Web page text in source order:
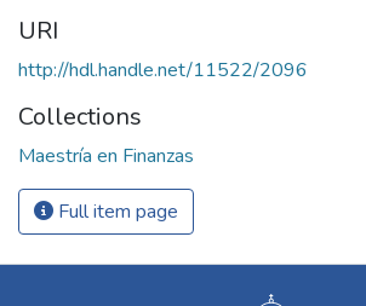
URI
http://hdl.handle.net/11522/2096
Collections
Maestría en Finanzas
Full item page